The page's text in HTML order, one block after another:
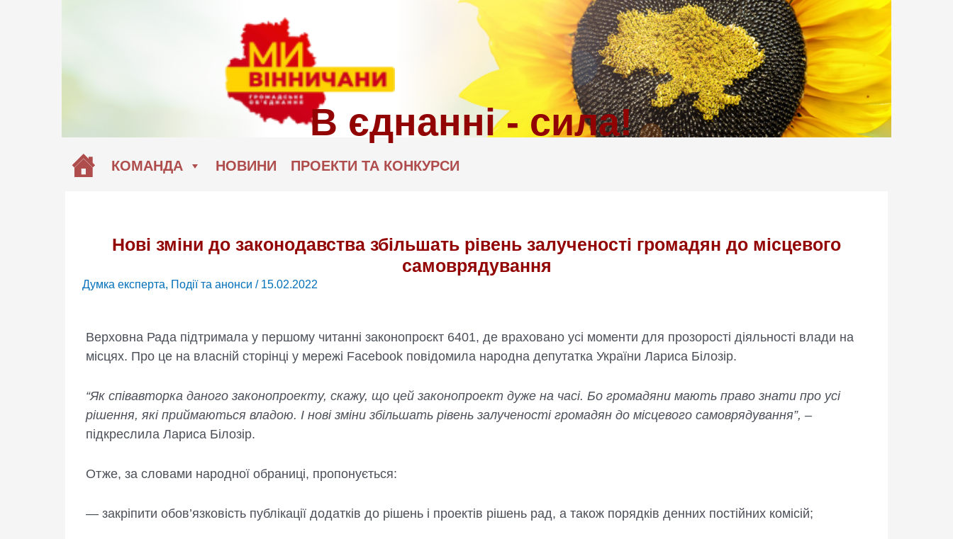
КОМАНДА НОВИНИ ПРОЕКТИ ТА КОНКУРСИ
Нові зміни до законодавства збільшать рівень залученості громадян до місцевого
самоврядування
Думка експерта, Події та анонси / 15.02.2022
Верховна Рада підтримала у першому читанні законопроєкт 6401, де враховано усі моменти для прозорості діяльності влади на
місцях. Про це на власній сторінці у мережі Facebook повідомила народна депутатка України Лариса Білозір.
“Як співавторка даного законопроекту, скажу, що цей законопроект дуже на часі. Бо громадяни мають право знати про усі
рішення, які приймаються владою. І нові зміни збільшать рівень залученості громадян до місцевого самоврядування”, –
підкреслила Лариса Білозір.
Отже, за словами народної обраниці, пропонується:
— закріпити обов’язковість публікації додатків до рішень і проектів рішень рад, а також порядків денних постійних комісій;